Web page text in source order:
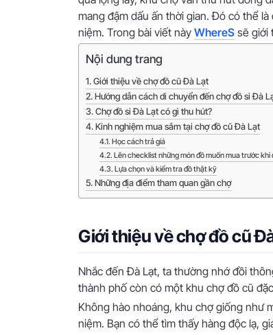
mang đậm dấu ấn thời gian. Đó có thể
niệm. Trong bài viết này WhereS sẽ giới
Nội dung trang
Giới thiệu về chợ đồ cũ Đà Lạt
Hướng dẫn cách di chuyển đến chợ đồ si Đà
Chợ đồ si Đà Lạt có gì thu hút?
Kinh nghiệm mua sắm tại chợ đồ cũ Đà Lạt
Học cách trả giá
Lên checklist những món đồ muốn mua trước khi
Lựa chọn và kiểm tra đồ thật kỹ
Những địa điểm tham quan gần chợ
Giới thiệu về chợ đồ cũ
Nhắc đến Đà Lạt, ta thường nhớ đồi
thành phố còn có một khu chợ đồ cũ
Không hào nhoáng, khu chợ giống như
niệm. Bạn có thể tìm thấy hàng độc lạ,